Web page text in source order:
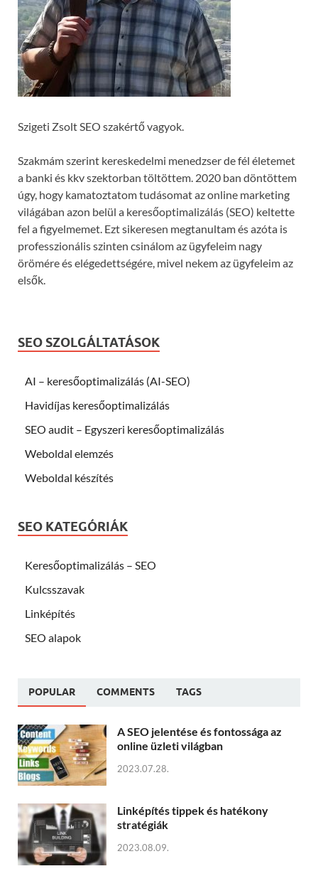
Szigeti Zsolt SEO szakértő vagyok.
Szakmám szerint kereskedelmi menedzser de fél életemet
a banki és kkv szektorban töltöttem. 2020 ban döntöttem
úgy, hogy kamatoztatom tudásomat az online marketing
világában azon belül a keresőoptimalizálás (SEO) keltette
fel a figyelmemet. Ezt sikeresen megtanultam és azóta is
professzionális szinten csinálom az ügyfeleim nagy
örömére és elégedettségére, mivel nekem az ügyfeleim az
elsők.
SEO SZOLGÁLTATÁSOK
AI – keresőoptimalizálás (AI-SEO)
Havidíjas keresőoptimalizálás
SEO audit – Egyszeri keresőoptimalizálás
Weboldal elemzés
Weboldal készítés
SEO KATEGÓRIÁK
Keresőoptimalizálás – SEO
Kulcsszavak
Linképítés
SEO alapok
POPULAR COMMENTS TAGS
A SEO jelentése és fontossága az
online üzleti világban
2023.07.28.
Linképítés tippek és hatékony
stratégiák
2023.08.09.